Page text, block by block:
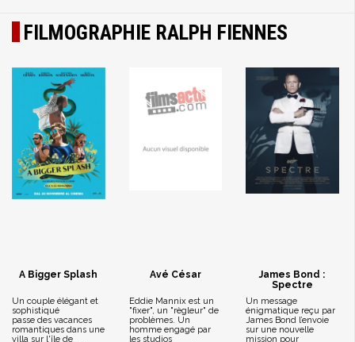
FILMOGRAPHIE RALPH FIENNES
A Bigger Splash
Un couple élégant et
sophistiqué
passe des vacances
romantiques dans une
villa sur l'île de
Avé César
Eddie Mannix est un
"fixer", un "règleur" de
problèmes. Un
homme engagé par
les studios
James Bond :
Spectre
Un message
énigmatique reçu par
James Bond l’envoie
sur une nouvelle
mission pour